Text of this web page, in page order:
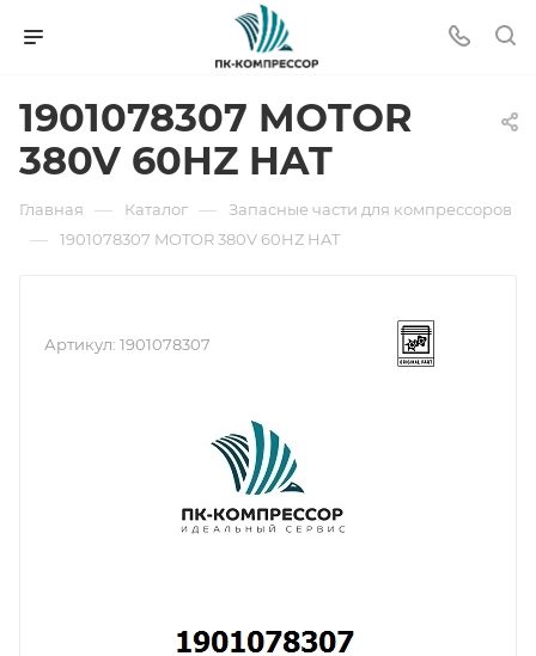
1901078307 MOTOR
380V 60HZ HAT
Главная — Каталог — Запасные части для компрессоров
— 1901078307 MOTOR 380V 60HZ HAT
Артикул: 1901078307